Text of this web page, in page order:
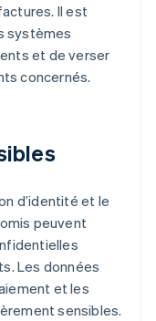
Il est
systèmes
et de verser
concernés.
d’identité et le
peuvent
Les données
et les
sensibles.